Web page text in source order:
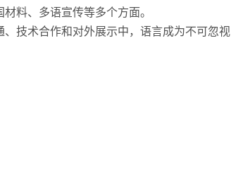
料、多语宣传等多个方面。
技术合作和对外展示中，语言成为不可忽视